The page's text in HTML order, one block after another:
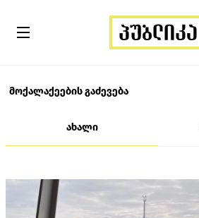
მოქალაქეების გაძევება
ახალი